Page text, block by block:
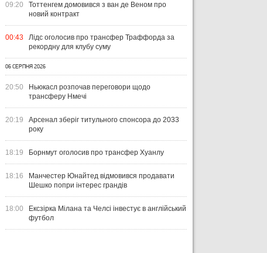
09:20
Тоттенгем домовився з ван де Веном про
новий контракт
00:43
Лідс оголосив про трансфер Траффорда за
рекордну для клубу суму
06 СЕРПНЯ 2026
20:50
Ньюкасл розпочав переговори щодо
трансферу Нмечі
20:19
Арсенал зберіг титульного спонсора до 2033
року
18:19 Борнмут оголосив про трансфер Хуанлу
18:16
Манчестер Юнайтед відмовився продавати
Шешко попри інтерес грандів
18:00
Ексзірка Мілана та Челсі інвестує в англійський
футбол